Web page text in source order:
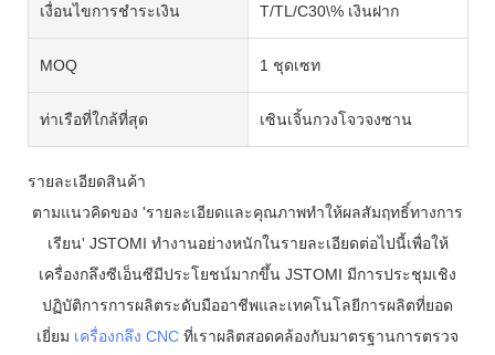
เงื่อนไขการชำระเงิน T/TL/C30\% เงินฝาก
MOQ 1 ชุดเซท
ท่าเรือที่ใกล้ที่สุด เซินเจิ้นกวงโจวจงซาน
รายละเอียดสินค้า
ตามแนวคิดของ 'รายละเอียดและคุณภาพทำให้ผลสัมฤทธิ์ทางการ
เรียน' JSTOMI ทำงานอย่างหนักในรายละเอียดต่อไปนี้เพื่อให้
เครื่องกลึงซีเอ็นซีมีประโยชน์มากขึ้น JSTOMI มีการประชุมเชิง
ปฏิบัติการการผลิตระดับมืออาชีพและเทคโนโลยีการผลิตที่ยอด
เยี่ยม เครื่องกลึง CNC ที่เราผลิตสอดคล้องกับมาตรฐานการตรวจ